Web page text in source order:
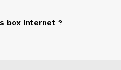
box internet ?